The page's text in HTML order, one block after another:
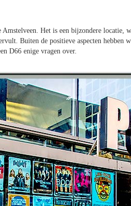
Amstelveen. Het is een bijzondere
Buiten de positieve aspecten hebben
D66 enige vragen over.